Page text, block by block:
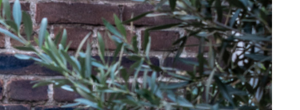
Een gevorderde atleet kan meer
wordt. Een beginner die direct 20 sets per